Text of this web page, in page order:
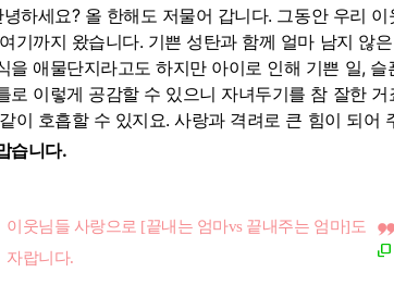
녕하세요? 올 한해도 저물어 갑니다. 그동안 우리
기까지 왔습니다. 기쁜 성탄과 함께 얼마 남지 않
을 애물단지라고도 하지만 아이로 인해 기쁜 일,
로 이렇게 공감할 수 있으니 자녀두기를 참 잘한
이 호흡할 수 있지요. 사랑과 격려로 큰 힘이 되어
습니다.
이웃님들 사랑으로 [끝내는 엄마vs 끝내주는 엄마]도
자랍니다.